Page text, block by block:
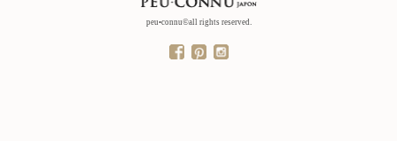
peu•connu©all rights reserved.